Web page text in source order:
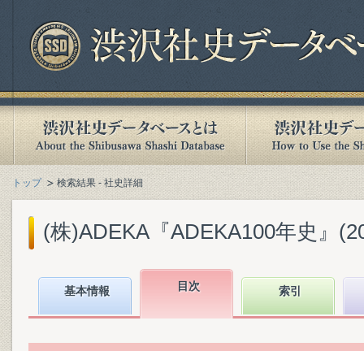
トップ 検索結果 - 社史詳細
(株)ADEKA『ADEKA100年史』
基本情報 目次 索引